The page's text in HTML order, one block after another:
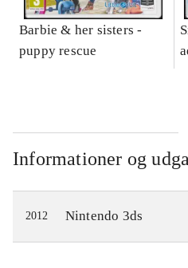
Barbie & her sisters -
puppy rescue
Informationer og
2012 Nintendo 3ds